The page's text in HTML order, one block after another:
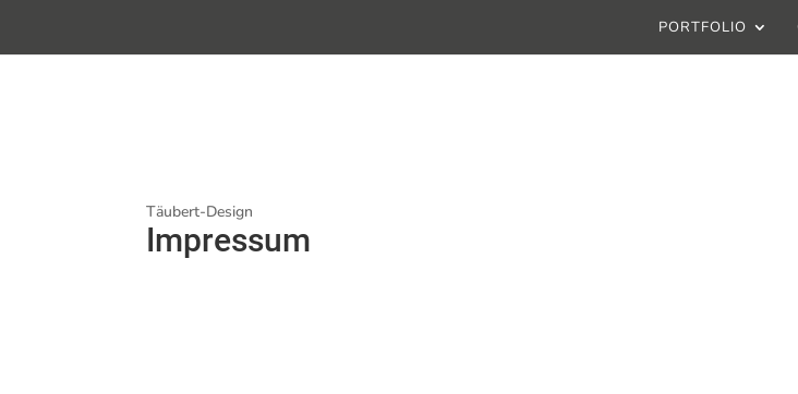
PORTFOLIO
Täubert-Design
Impressum